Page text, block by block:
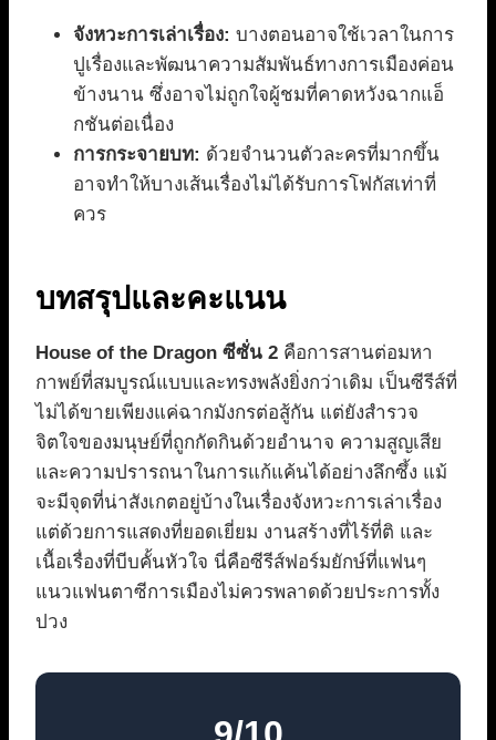
จังหวะการเล่าเรื่อง: บางตอนอาจใช้เวลาในการ
ปูเรื่องและพัฒนาความสัมพันธ์ทางการเมืองค่อน
ข้างนาน ซึ่งอาจไม่ถูกใจผู้ชมที่คาดหวังฉากแอ็
กชันต่อเนื่อง
การกระจายบท: ด้วยจำนวนตัวละครที่มากขึ้น
อาจทำให้บางเส้นเรื่องไม่ได้รับการโฟกัสเท่าที่
ควร
บทสรุปและคะแนน
House of the Dragon ซีซั่น 2 คือการสานต่อมหา
กาพย์ที่สมบูรณ์แบบและทรงพลังยิ่งกว่าเดิม เป็นซีรีส์ที่
ไม่ได้ขายเพียงแค่ฉากมังกรต่อสู้กัน แต่ยังสำรวจ
จิตใจของมนุษย์ที่ถูกกัดกินด้วยอำนาจ ความสูญเสีย
และความปรารถนาในการแก้แค้นได้อย่างลึกซึ้ง แม้
จะมีจุดที่น่าสังเกตอยู่บ้างในเรื่องจังหวะการเล่าเรื่อง
แต่ด้วยการแสดงที่ยอดเยี่ยม งานสร้างที่ไร้ที่ติ และ
เนื้อเรื่องที่บีบคั้นหัวใจ นี่คือซีรีส์ฟอร์มยักษ์ที่แฟนๆ
แนวแฟนตาซีการเมืองไม่ควรพลาดด้วยประการทั้ง
ปวง